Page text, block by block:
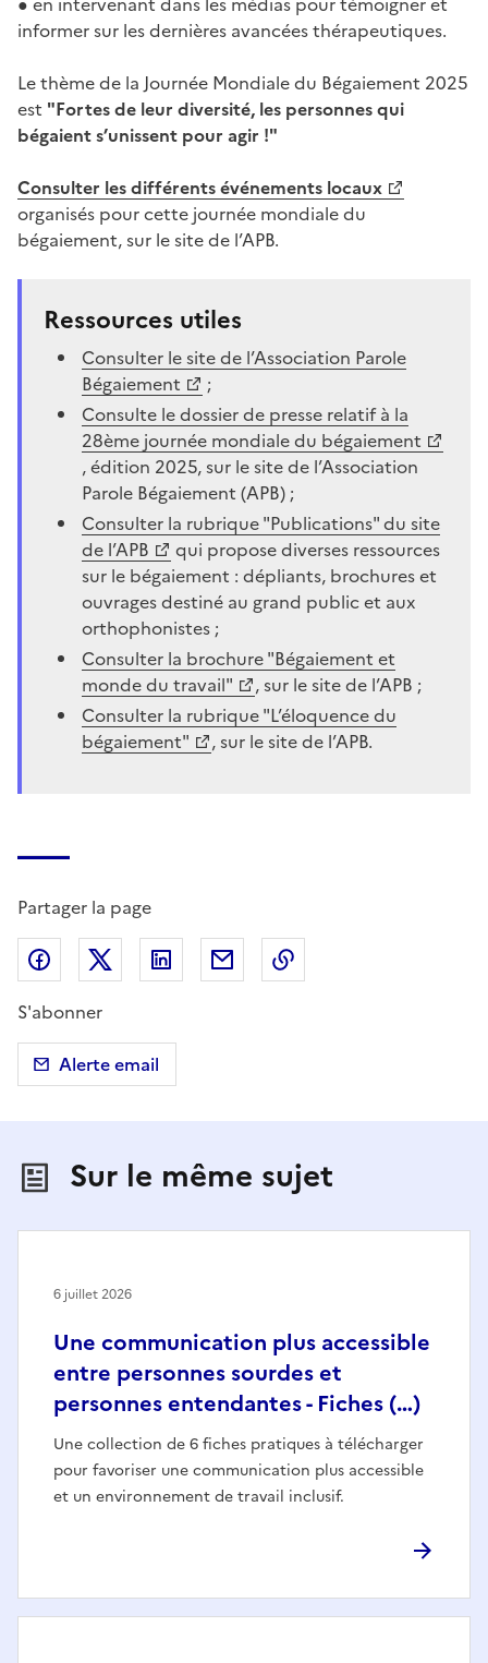
informer sur les dernières avancées thérapeutiques.
Le thème de la Journée Mondiale du Bégaiement 2025
est "Fortes de leur diversité, les personnes qui
bégaient s’unissent pour agir !"
Consulter les différents événements locaux
organisés pour cette journée mondiale du
bégaiement, sur le site de l’APB.
Ressources utiles
Consulter le site de l’Association Parole
Bégaiement
;
Consulte le dossier de presse relatif à la
28ème journée mondiale du bégaiement
, édition 2025, sur le site de l’Association
Parole Bégaiement (APB) ;
Consulter la rubrique "Publications" du site
de l’APB
qui propose diverses ressources
sur le bégaiement : dépliants, brochures et
ouvrages destiné au grand public et aux
orthophonistes ;
Consulter la brochure "Bégaiement et
monde du travail"
, sur le site de l’APB ;
Consulter la rubrique "L’éloquence du
bégaiement"
, sur le site de l’APB.
Partager la page
Partager sur Facebook
Partager sur X (anciennement Twitter)
Partager sur LinkedIn
Partager par email
S'abonner
Alerte email
Sur le même sujet
Une communication plus accessible
entre personnes sourdes et
personnes entendantes - Fiches (…)
Une collection de 6 fiches pratiques à télécharger
pour favoriser une communication plus accessible
et un environnement de travail inclusif.
6 juillet 2026